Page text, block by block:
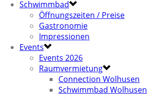
Schwimmbad
Öffnungszeiten / Preise
Gastronomie
Impressionen
Events
Events 2026
Raumvermietung
Connection Wolhusen
Schwimmbad Wolhusen